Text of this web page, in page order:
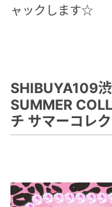
ャックします☆
SHIBUYA109
SUMMER
チ サマーコレク